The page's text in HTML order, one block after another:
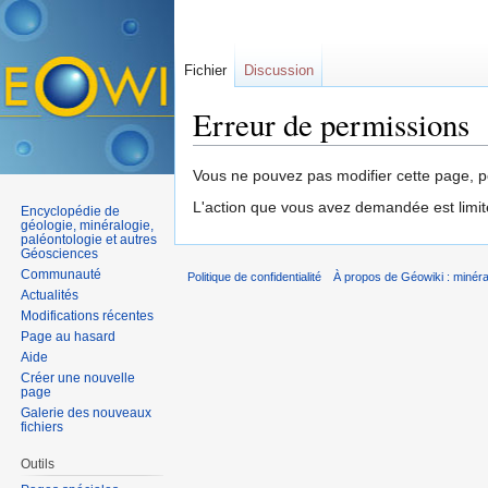
Erreur de permissions
Vous ne pouvez pas modifier cette page,
L'action que vous avez demandée est
Fichier Discussion
Encyclopédie de
géologie, minéralogie,
paléontologie et autres
Géosciences
Communauté
Actualités
Modifications récentes
Page au hasard
Aide
Créer une nouvelle
page
Galerie des nouveaux
fichiers
Outils
Politique de confidentialité À propos de Géowiki :